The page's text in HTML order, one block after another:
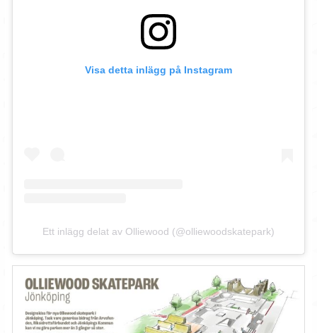
Visa detta inlägg på Instagram
Ett inlägg delat av Olliewood (@olliewoodskatepark)